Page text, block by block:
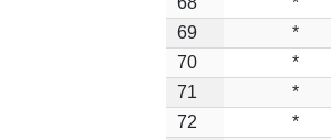
69
*
70
*
71
*
72
*